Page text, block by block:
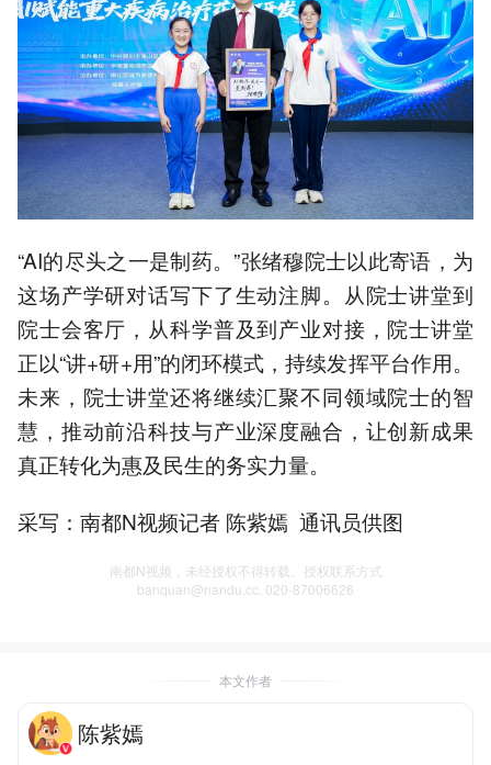
“AI的尽头之一是制药。”张绪穆院士以此寄语，为
这场产学研对话写下了生动注脚。从院士讲堂到
院士会客厅，从科学普及到产业对接，院士讲堂
正以“讲+研+用”的闭环模式，持续发挥平台作用。
未来，院士讲堂还将继续汇聚不同领域院士的智
慧，推动前沿科技与产业深度融合，让创新成果
真正转化为惠及民生的务实力量。
采写：南都N视频记者 陈紫嫣 通讯员供图
南都N视频，未经授权不得转载、授权联系方式
banquan@nandu.cc. 020-87006626
本文作者
陈紫嫣